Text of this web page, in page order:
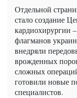
Отдельной
стало создание
кардиохирургии
флагманов
внедряли
врожденных
сложных
готовили новые
специалистов.